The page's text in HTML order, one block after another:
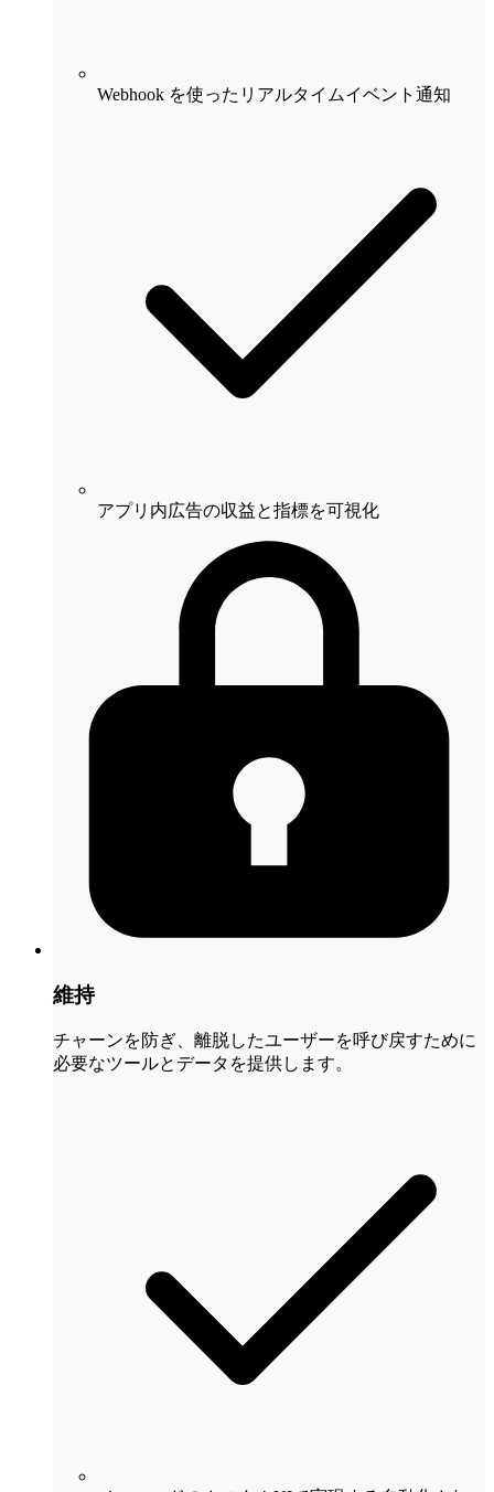
Webhook を使ったリアルタイムイベント通知
アプリ内広告の収益と指標を可視化
維持
チャーンを防ぎ、離脱したユーザーを呼び戻すために
必要なツールとデータを提供します。